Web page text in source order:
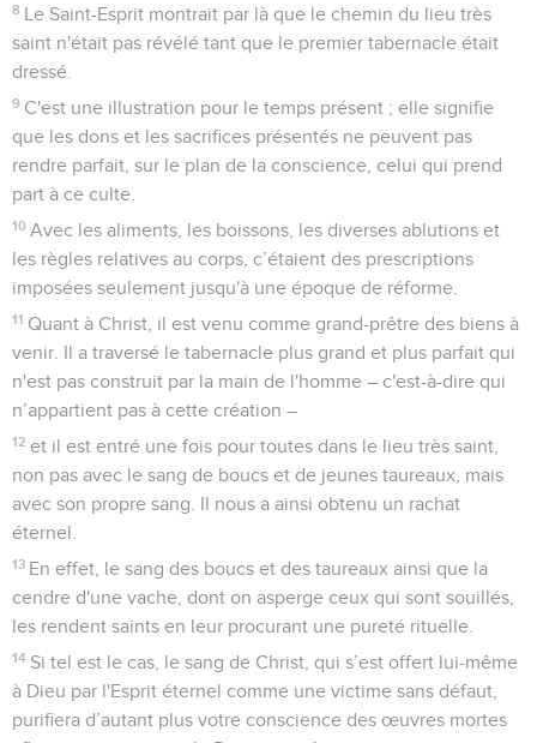
8 Le Saint-Esprit montrait par là que le chemin du lieu très
saint n'était pas révélé tant que le premier tabernacle était
dressé.
9 C'est une illustration pour le temps présent ; elle signifie
que les dons et les sacrifices présentés ne peuvent pas
rendre parfait, sur le plan de la conscience, celui qui prend
part à ce culte.
10 Avec les aliments, les boissons, les diverses ablutions et
les règles relatives au corps, c’étaient des prescriptions
imposées seulement jusqu'à une époque de réforme.
11 Quant à Christ, il est venu comme grand-prêtre des biens à
venir. Il a traversé le tabernacle plus grand et plus parfait qui
n'est pas construit par la main de l'homme – c'est-à-dire qui
n’appartient pas à cette création –
12 et il est entré une fois pour toutes dans le lieu très saint,
non pas avec le sang de boucs et de jeunes taureaux, mais
avec son propre sang. Il nous a ainsi obtenu un rachat
éternel.
13 En effet, le sang des boucs et des taureaux ainsi que la
cendre d'une vache, dont on asperge ceux qui sont souillés,
les rendent saints en leur procurant une pureté rituelle.
14 Si tel est le cas, le sang de Christ, qui s’est offert lui-même
à Dieu par l'Esprit éternel comme une victime sans défaut,
purifiera d’autant plus votre conscience des œuvres mortes